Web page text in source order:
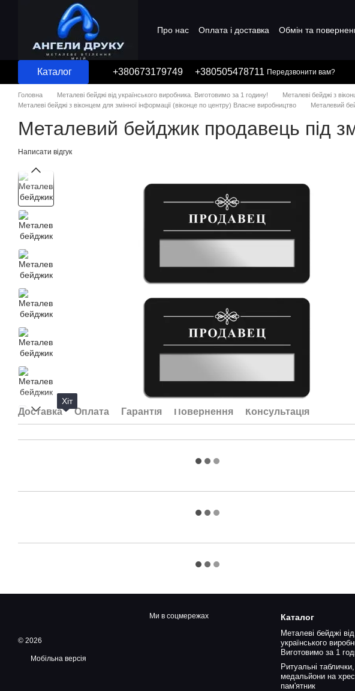
Перейти до основного контенту
Про нас Оплата і доставка Обмін та
Каталог +380673179749 +380505478711 Передзвонити вам?
Головна Металеві бейджі від українського виробника. Виготовимо за 1 годину!
Металеві бейджі з
Металеві бейджі з віконцем для змінної інформації (віконце по центру) Власне виробництво
Металевий
Металевий бейджик продавець під
Написати відгук
Хіт
Доставка Оплата Гарантія Повернення Консультація
© 2026
Мобільна версія
Ми в соцмережах Каталог
Металеві бейджі від
українського
Виготовимо за 1
Ритуальні
медальйони на
пам'ятник